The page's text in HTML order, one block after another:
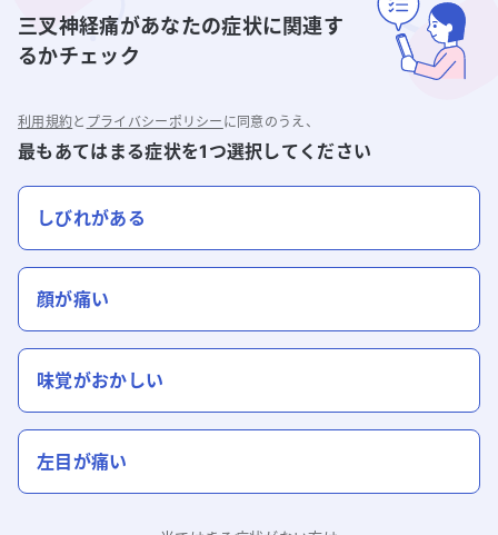
三叉神経痛があなたの症状に関連す
るかチェック
利用規約と プライバシーポリシー に同意のうえ、
最もあてはまる症状を1つ選択してください
しびれがある
顔が痛い
味覚がおかしい
左目が痛い